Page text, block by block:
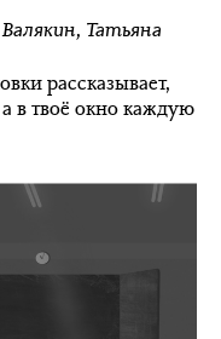
, Татьяна
рассказывает,
а в твоё окно каждую